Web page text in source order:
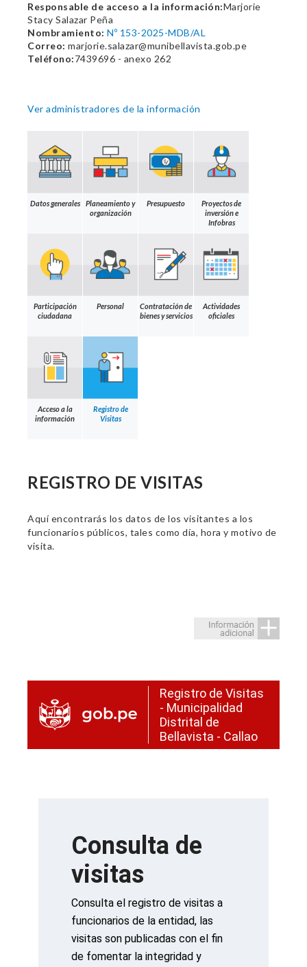
Responsable de acceso a la información:Marjorie
Stacy Salazar Peña
Nombramiento: Nº 153-2025-MDB/AL
Correo: marjorie.salazar@munibellavista.gob.pe
Teléfono:7439696 - anexo 262
Ver administradores de la información
Datos generales
Planeamiento y
organización
Presupuesto
Proyectos de
inversión e
Infobras
Participación
ciudadana
Personal
Contratación de
bienes y servicios
Actividades
oficiales
Acceso a la
información
Registro de
Visitas
REGISTRO DE VISITAS
Aquí encontrarás los datos de los visitantes a los
funcionarios públicos, tales como día, hora y motivo de
visita.